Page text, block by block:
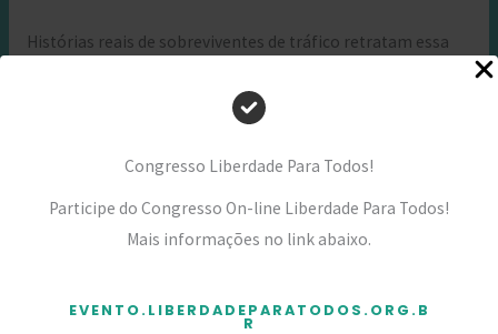
Congresso Liberdade Para Todos!
Participe do Congresso On-line Liberdade Para Todos!
Mais informações no link abaixo.
EVENTO.LIBERDADEPARATODOS.ORG.B
R
Histórias reais de sobreviventes de tráfico retratam essa
terem sido atraídas por anúncios de emprego que
situações sem saída, muitas vezes em condições de
trabalho forçado. Esses testemunhos evidenciam o papel
da pobreza na perpetuação do ciclo de exploração, onde a
garras de redes criminosas.